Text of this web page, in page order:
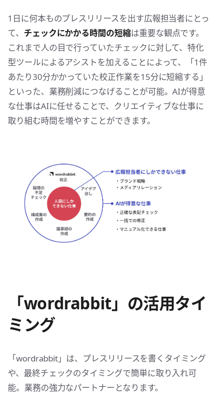
1日に何本ものプレスリリースを出す広報担当者にとっ
て、 チェックにかかる時間の短縮は重要な観点です。
これまで人の目で行っていたチェックに対して、特化
型ツールによるアシストを加えることによって、「1件
あたり30分かかっていた校正作業を15分に短縮する」
といった、業務削減につなげることが可能。AIが得意
な仕事はAIに任せることで、クリエイティブな仕事に
取り組む時間を増やすことができます。
「wordrabbit」の活用タイ
ミング
「wordrabbit」は、プレスリリースを書くタイミング
や、最終チェックのタイミングで簡単に取り入れ可
能。業務の強力なパートナーとなります。